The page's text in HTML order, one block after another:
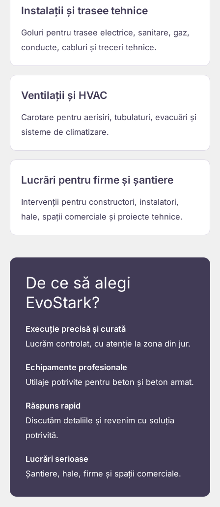
Instalații și trasee tehnice
Goluri pentru trasee electrice, sanitare, gaz,
conducte, cabluri și treceri tehnice.
Ventilații și HVAC
Carotare pentru aerisiri, tubulaturi, evacuări și
sisteme de climatizare.
Lucrări pentru firme și șantiere
Intervenții pentru constructori, instalatori,
hale, spații comerciale și proiecte tehnice.
De ce să alegi
EvoStark?
Execuție precisă și curată
Lucrăm controlat, cu atenție la zona din jur.
Echipamente profesionale
Utilaje potrivite pentru beton și beton armat.
Răspuns rapid
Discutăm detaliile și revenim cu soluția
potrivită.
Lucrări serioase
Șantiere, hale, firme și spații comerciale.